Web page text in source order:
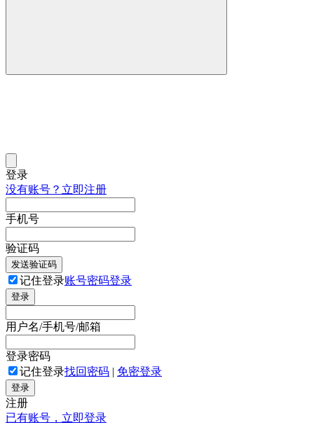
登录
没有账号？立即注册
手机号
验证码
发送验证码
记住登录账号密码登录
登录
用户名/手机号/邮箱
登录密码
记住登录找回密码 | 免密登录
登录
注册
已有账号，立即登录